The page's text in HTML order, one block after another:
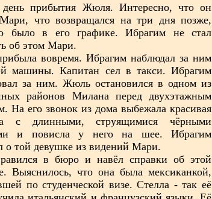
день прибытия Жюля. Интересно, что он
Мари, что возвращался на три дня позже,
было в его графике. Ибрагим не стал
об этом Мари.
вовремя. Ибрагим наблюдал за ним
машины. Капитан сел в такси. Ибрагим
за ним. Жюль остановился в одном из
районов Милана перед двухэтажным
На его звонок из дома выбежала красивая
с длинными, струящимися чёрными
и повисла у него на шее. Ибрагим
о той девушке из видений Мари.
в бюро и навёл справки об этой
Выяснилось, что она была мексиканкой,
по студенческой визе. Стелла - так её